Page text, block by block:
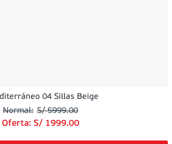
04 Sillas Beige
S/ 5999.00
Oferta: S/ 1999.00